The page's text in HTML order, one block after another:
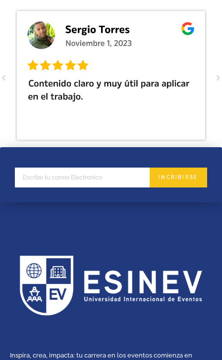
INCRIBIRSE
Inspira, crea, impacta: tu carrera en los eventos comienza en